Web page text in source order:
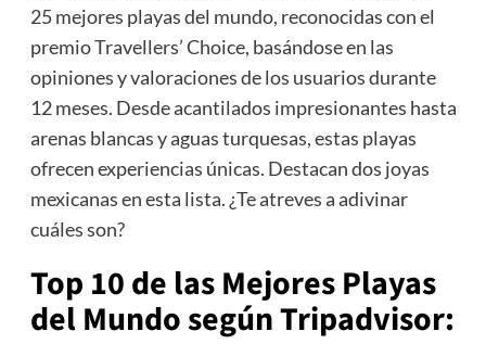
25 mejores playas del mundo, reconocidas con el
premio Travellers’ Choice, basándose en las
opiniones y valoraciones de los usuarios durante
12 meses. Desde acantilados impresionantes hasta
arenas blancas y aguas turquesas, estas playas
ofrecen experiencias únicas. Destacan dos joyas
mexicanas en esta lista. ¿Te atreves a adivinar
cuáles son?
Top 10 de las Mejores Playas
del Mundo según Tripadvisor: